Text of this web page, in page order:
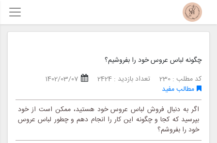
چگونه لباس عروس خود را بفروشیم؟
کد مطلب : 230
تعداد بازدید : 2424
1402/03/07
مطالب مفید
اگر به دنبال فروش لباس عروس خود هستید، ممکن است از خود
بپرسید که کجا و چگونه این کار را انجام دهم و چطور لباس عروس
خود را بفروشم؟